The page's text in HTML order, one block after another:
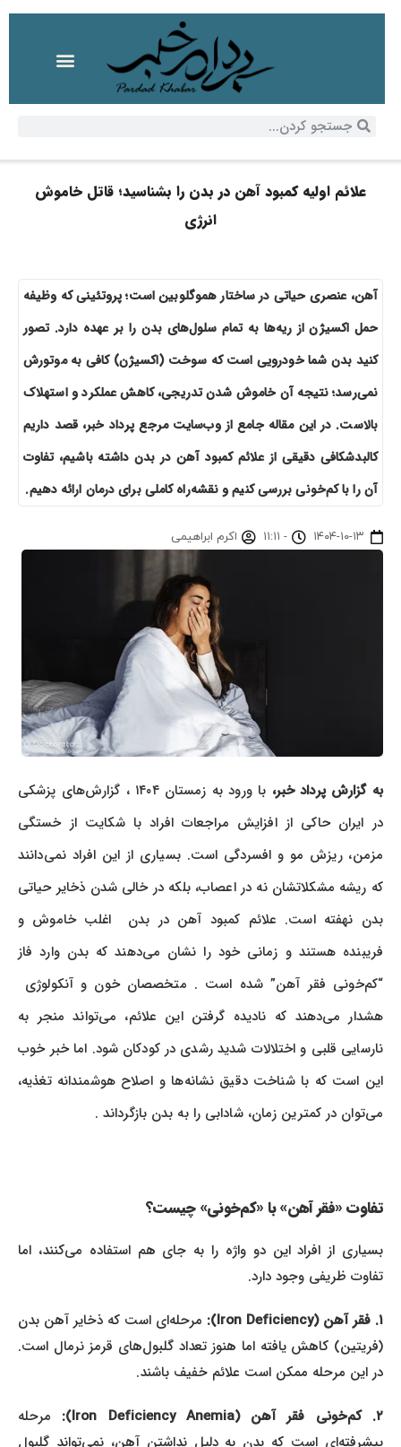
علائم اولیه کمبود آهن در بدن را بشناسید؛ قاتل خاموش
انرژی
آهن، عنصری حیاتی در ساختار هموگلوبین است؛ پروتئینی که وظیفه
حمل اکسیژن از ریه‌ها به تمام سلول‌های بدن را بر عهده دارد. تصور
کنید بدن شما خودرویی است که سوخت (اکسیژن) کافی به موتورش
نمی‌رسد؛ نتیجه آن خاموش شدن تدریجی، کاهش عملکرد و استهلاک
بالاست. در این مقاله جامع از وب‌سایت مرجع پرداد خبر، قصد داریم
کالبدشکافی دقیقی از علائم کمبود آهن در بدن داشته باشیم، تفاوت
آن را با کم‌خونی بررسی کنیم و نقشه‌راه کاملی برای درمان ارائه دهیم.
۱۴۰۴-۱۰-۱۳ - ۱۱:۱۱ اکرم ابراهیمی
به گزارش پرداد خبر،
با ورود به زمستان ۱۴۰۴ ، گزارش‌های پزشکی
در ایران حاکی از افزایش مراجعات افراد با شکایت از خستگی
مزمن، ریزش مو و افسردگی است. بسیاری از این افراد نمی‌دانند
که ریشه مشکلاتشان نه در اعصاب، بلکه در خالی شدن ذخایر حیاتی
بدن نهفته است. علائم کمبود آهن در بدن اغلب خاموش و
فریبنده هستند و زمانی خود را نشان می‌دهند که بدن وارد فاز
“کم‌خونی فقر آهن” شده است . متخصصان خون و آنکولوژی
هشدار می‌دهند که نادیده گرفتن این علائم، می‌تواند منجر به
نارسایی قلبی و اختلالات شدید رشدی در کودکان شود. اما خبر خوب
این است که با شناخت دقیق نشانه‌ها و اصلاح هوشمندانه تغذیه،
می‌توان در کمترین زمان، شادابی را به بدن بازگرداند .
تفاوت «فقر آهن» با «کم‌خونی» چیست؟
بسیاری از افراد این دو واژه را به جای هم استفاده می‌کنند، اما
تفاوت ظریفی وجود دارد.
مرحله‌ای است که ذخایر آهن بدن
(فریتین) کاهش یافته اما هنوز تعداد گلبول‌های قرمز نرمال است.
در این مرحله ممکن است علائم خفیف باشند.
مرحله
پیشرفته‌ای است که بدن به دلیل نداشتن آهن، نمی‌تواند گلبول